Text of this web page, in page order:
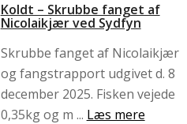
Koldt – Skrubbe fanget af
Nicolaikjær ved Sydfyn
Skrubbe fanget af Nicolaikjær
og fangstrapport udgivet d. 8
december 2025. Fisken vejede
0,35kg og m ... Læs mere